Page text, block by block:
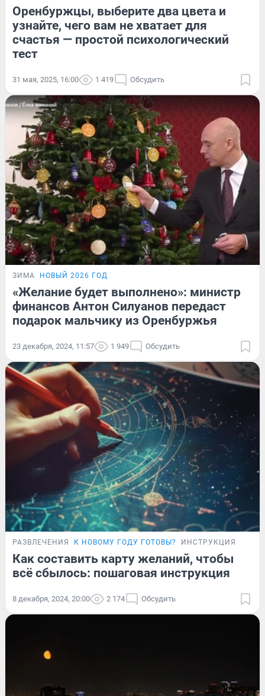
Оренбуржцы, выберите два цвета и
узнайте, чего вам не хватает для
счастья — простой психологический
тест
31 мая, 2025, 16:00 1 419 Обсудить
ЗИМА НОВЫЙ 2026 ГОД
«Желание будет выполнено»: министр
финансов Антон Силуанов передаст
подарок мальчику из Оренбуржья
23 декабря, 2024, 11:57 1 949 Обсудить
РАЗВЛЕЧЕНИЯ К НОВОМУ ГОДУ ГОТОВЫ? ИНСТРУКЦИЯ
Как составить карту желаний, чтобы
всё сбылось: пошаговая инструкция
8 декабря, 2024, 20:00 2 174 Обсудить